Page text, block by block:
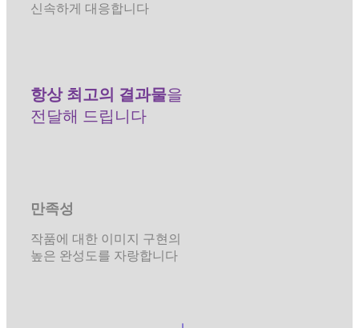
신속하게 대응합니다
항상 최고의 결과물을
전달해 드립니다
만족성
작품에 대한 이미지 구현의
높은 완성도를 자랑합니다
Navigate to the next section